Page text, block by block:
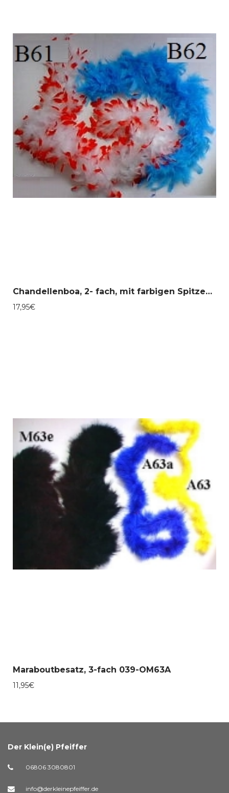
Chandellenboa, 2- fach, mit farbigen Spitzen 039-61B
17,95€
Maraboutbesatz, 3-fach 039-OM63A
11,95€
Der Klein(e) Pfeiffer
06806 3080801
info@derkleinepfeiffer.de